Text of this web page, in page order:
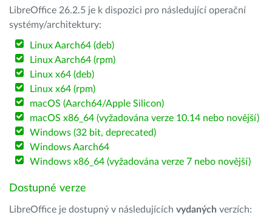
LibreOffice 26.2.5 je k dispozici pro následující operační
systémy/architektury:
Linux Aarch64 (deb)
Linux Aarch64 (rpm)
Linux x64 (deb)
Linux x64 (rpm)
macOS (Aarch64/Apple Silicon)
macOS x86_64 (vyžadována verze 10.14 nebo novější)
Windows (32 bit, deprecated)
Windows Aarch64
Windows x86_64 (vyžadována verze 7 nebo novější)
Dostupné verze
LibreOffice je dostupný v následujících vydaných verzích: